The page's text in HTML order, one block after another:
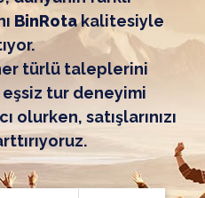
BinRotakalitesiyle
türlü taleplerini
eşsiz tur deneyimi
olurken, satışlarınızı